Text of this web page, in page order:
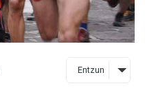
Entzun